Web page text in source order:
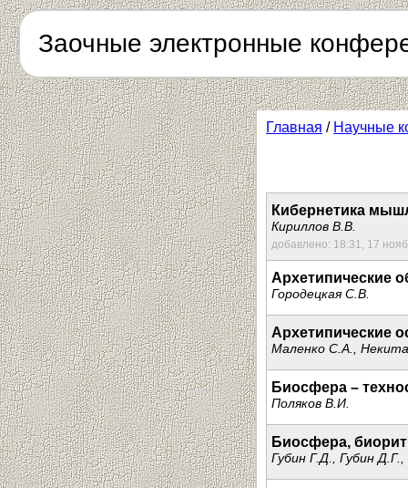
Заочные электронные
Главная / Научные
Кибернетика
Кириллов В.В.
добавлено: 18:31, 17
Архетипические
Городецкая С.В.
Архетипические
Маленко С.А.,
Биосфера –
Поляков В.И.
Биосфера,
Губин Г.Д., Губин